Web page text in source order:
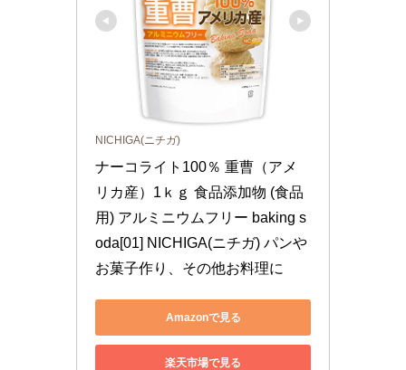
NICHIGA(ニチガ)
ナーコライト100％ 重曹（アメ
リカ産）1ｋｇ 食品添加物 (食品
用) アルミニウムフリー baking s
oda[01] NICHIGA(ニチガ) パンや
お菓子作り、その他お料理に
Amazonで見る
楽天市場で見る